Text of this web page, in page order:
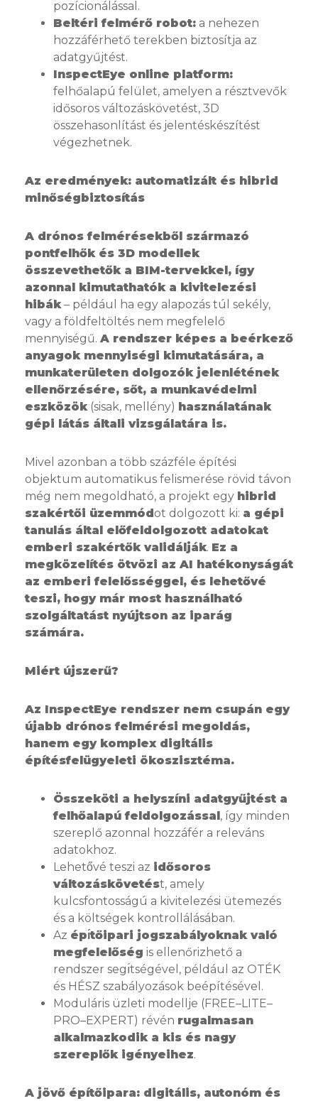
pozícionálással.
Beltéri felmérő robot: a nehezen
hozzáférhető terekben biztosítja az
adatgyűjtést.
InspectEye online platform:
felhőalapú felület, amelyen a résztvevők
idősoros változáskövetést, 3D
összehasonlítást és jelentéskészítést
végezhetnek.
Az eredmények: automatizált és hibrid
minőségbiztosítás
A drónos felmérésekből származó
pontfelhők és 3D modellek
összevethetők a BIM-tervekkel, így
azonnal kimutathatók a kivitelezési
hibák– például ha egy alapozás túl sekély,
vagy a földfeltöltés nem megfelelő
mennyiségű. A rendszer képes a beérkező
anyagok mennyiségi kimutatására, a
munkaterületen dolgozók jelenlétének
ellenőrzésére, sőt, a munkavédelmi
eszközök(sisak, mellény) használatának
gépi látás általi vizsgálatára is.
Mivel azonban a több százféle építési
objektum automatikus felismerése rövid távon
még nem megoldható, a projekt egy hibrid
szakértői üzemmódot dolgozott ki: a gépi
tanulás által előfeldolgozott adatokat
emberi szakértők validálják. Ez a
megközelítés ötvözi az AI hatékonyságát
az emberi felelősséggel, és lehetővé
teszi, hogy már most használható
szolgáltatást nyújtson az iparág
számára.
Miért újszerű?
Az InspectEye rendszer nem csupán egy
újabb drónos felmérési megoldás,
hanem egy komplex digitális
építésfelügyeleti ökoszisztéma.
Összeköti a helyszíni adatgyűjtést a
felhőalapú feldolgozással, így minden
szereplő azonnal hozzáfér a releváns
adatokhoz.
Lehetővé teszi az idősoros
változáskövetést, amely
kulcsfontosságú a kivitelezési ütemezés
és a költségek kontrollálásában.
Az épı́tőipari jogszabályoknak való
megfelelőség is ellenőrizhető a
rendszer segı́tségével, például az OTÉK
és HÉSZ szabályozások beépítésével.
Moduláris üzleti modellje (FREE–LITE–
PRO–EXPERT) révén rugalmasan
alkalmazkodik a kis és nagy
szereplők igényeihez.
A jövő építőipara: digitális, autonóm és